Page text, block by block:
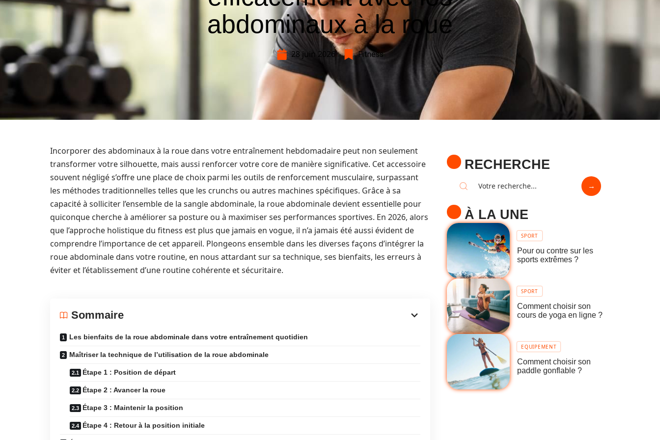
abdominaux à la roue
28 juin 2026 Fitness
Incorporer des abdominaux à la roue dans votre entraînement hebdomadaire peut non seulement
transformer votre silhouette, mais aussi renforcer votre core de manière significative. Cet accessoire
souvent négligé s’offre une place de choix parmi les outils de renforcement musculaire, surpassant
les méthodes traditionnelles telles que les crunchs ou autres machines spécifiques. Grâce à sa
capacité à solliciter l’ensemble de la sangle abdominale, la roue abdominale devient essentielle pour
quiconque cherche à améliorer sa posture ou à maximiser ses performances sportives. En 2026, alors
que l’approche holistique du fitness est plus que jamais en vogue, il n’a jamais été aussi évident de
comprendre l’importance de cet appareil. Plongeons ensemble dans les diverses façons d’intégrer la
roue abdominale dans votre routine, en nous attardant sur sa technique, ses bienfaits, les erreurs à
éviter et l’établissement d’une routine cohérente et sécuritaire.
Sommaire
Les bienfaits de la roue abdominale dans votre entraînement quotidien
Maîtriser la technique de l’utilisation de la roue abdominale
Étape 1 : Position de départ
Étape 2 : Avancer la roue
Étape 3 : Maintenir la position
Étape 4 : Retour à la position initiale
RECHERCHE
À LA UNE
SPORT
Pour ou contre sur les
sports extrêmes ?
SPORT
Comment choisir son
cours de yoga en ligne ?
EQUIPEMENT
Comment choisir son
paddle gonflable ?